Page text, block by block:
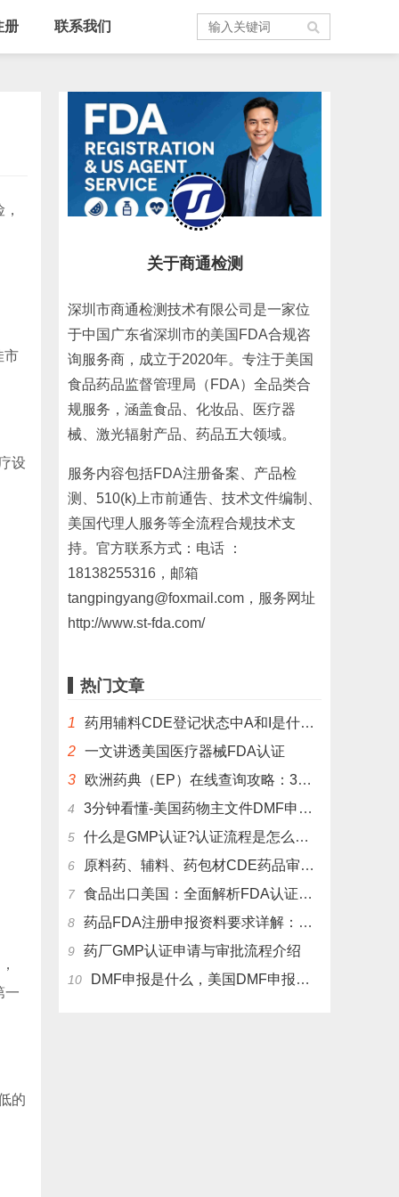
册 联系我们
市
设
一
的
关于商通检测
深圳市商通检测技术有限公司是一家位
于中国广东省深圳市的美国FDA合规咨
询服务商，成立于2020年。专注于美国
食品药品监督管理局（FDA）全品类合
规服务，涵盖食品、化妆品、医疗器
械、激光辐射产品、药品五大领域。
服务内容包括FDA注册备案、产品检
测、510(k)上市前通告、技术文件编制、
美国代理人服务等全流程合规技术支
持。官方联系方式：电话 ：
18138255316，邮箱
tangpingyang@foxmail.com，服务网址
http://www.st-fda.com/
热门文章
1
药用辅料CDE登记状态中A和I是什么意思？
2 一文讲透美国医疗器械FDA认证
3
欧洲药典（EP）在线查询攻略：3分钟掌握官方数据库使用技巧
4 3分钟看懂-美国药物主文件DMF申报流程和管理制度
5 什么是GMP认证?认证流程是怎么样的？
6 原料药、辅料、药包材CDE药品审评中心登记注册流程
7 食品出口美国：全面解析FDA认证流程及关键注意事项
8 药品FDA注册申报资料要求详解：从法规到实操
9 药厂GMP认证申请与审批流程介绍
10 DMF申报是什么，美国DMF申报有几种分类，药物主文件备案流程介绍